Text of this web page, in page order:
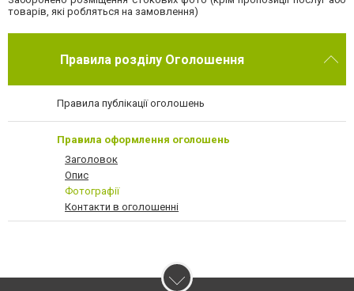
товарів, які робляться на замовлення)
Правила розділу Оголошення
Правила публікації оголошень
Правила оформлення оголошень
Заголовок
Опис
Фотографії
Контакти в оголошенні